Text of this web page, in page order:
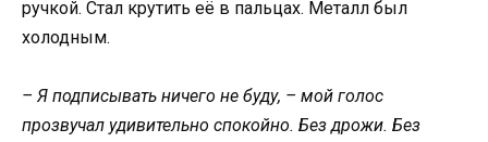
ручкой. Стал крутить её в пальцах. Металл был
холодным.
– Я подписывать ничего не буду, – мой голос
прозвучал удивительно спокойно. Без дрожи. Без